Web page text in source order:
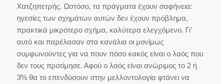
Χατζηπετρής. Ωστόσο, τα πράγματα έχουν σαφήνεια:
ηγεσίες των σχημάτων αυτών δεν έχουν πρόβλημα,
πρακτικά μικρότερο σχήμα, καλύτερα ελεγχόμενο. Γι’
αυτό και παρέλασαν στα κανάλια οι μονίμως
συμφωνούντες για να πουν πόσο κακός είναι ο λαός που
δεν τους προτίμησε. Αφού ο λαός είναι ανώριμος το 2 ή
3% θα το επενδύσουν στην μελλοντολογία φτάνει να